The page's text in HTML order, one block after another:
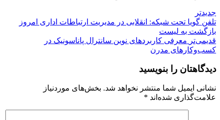
جدیدتر
تلفن گویا تحت شبکه: انقلابی در مدیریت ارتباطات اداری امروز
بازگشت بە لیست
قدیمی‌تر معرفی کاربردهای نوین سانترال پاناسونیک در
کسب‌وکارهای مدرن
دیدگاهتان را بنویسید
نشانی ایمیل شما منتشر نخواهد شد. بخش‌های موردنیاز
علامت‌گذاری شده‌اند *